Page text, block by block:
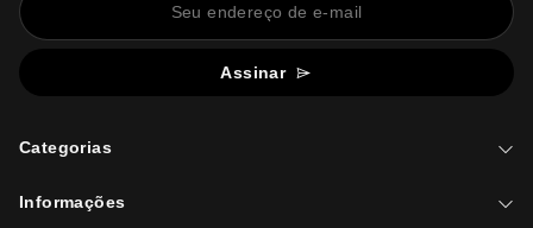
Assinar
Categorias
Informações